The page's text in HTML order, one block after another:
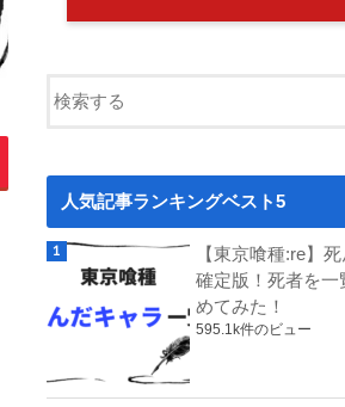
人気記事ランキングベスト5
【東京喰種:re】
確定版！死者を一
めてみた！
595.1k件のビュー